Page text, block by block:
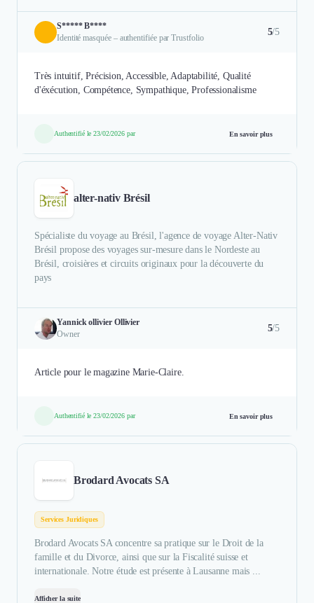
S***** B****
Identité masquée – authentifiée par Trustfolio
5/5
Très intuitif, Précision, Accessible, Adaptabilité, Qualité
d'éxécution, Compétence, Sympathique, Professionalisme
Authentifié le 23/02/2026 par En savoir plus
alter-nativ Brésil
Spécialiste du voyage au Brésil, l'agence de voyage Alter-Nativ
Brésil propose des voyages sur-mesure dans le Nordeste au
Brésil, croisières et circuits originaux pour la découverte du
pays
Yannick ollivier Ollivier
Owner
5/5
Article pour le magazine Marie-Claire.
Authentifié le 23/02/2026 par En savoir plus
Brodard Avocats SA
Services Juridiques
Brodard Avocats SA concentre sa pratique sur le Droit de la
famille et du Divorce, ainsi que sur la Fiscalité suisse et
internationale. Notre étude est présente à Lausanne mais ...
Afficher la suite